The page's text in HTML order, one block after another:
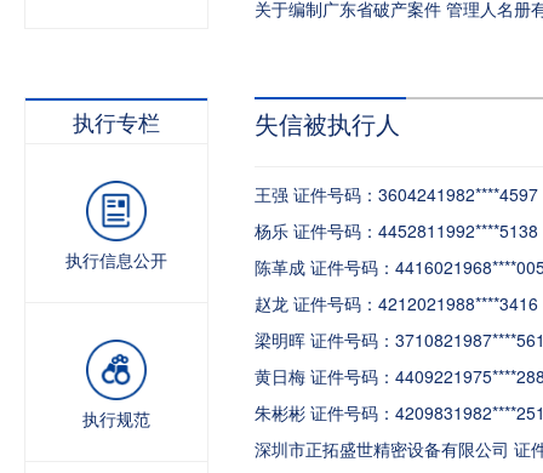
执行专栏
执行信息公开
执行规范
失信被执行人
王强 证件号码：3604241982****4597
杨乐 证件号码：4452811992****5138
陈革成 证件号码：
赵龙 证件号码：4212021988****3416
梁明晖 证件号码：
黄日梅 证件号码：
朱彬彬 证件号码：
深圳市正拓盛世精密设备有限公司 证